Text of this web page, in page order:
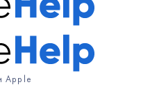
Apple